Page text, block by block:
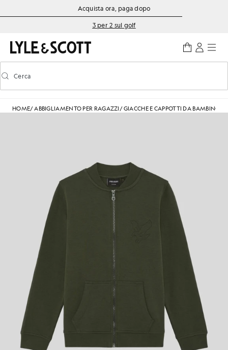
Vai al contenuto principale
Informazioni sull'accessibilitàAcquista ora, paga dopo
3 per 2 sul golf
Attiva/disattiva la ricerca predittiva
Cerca
HOME/ABBIGLIAMENTO PER RAGAZZI/GIACCHE E CAPPOTTI DA BAMBINO